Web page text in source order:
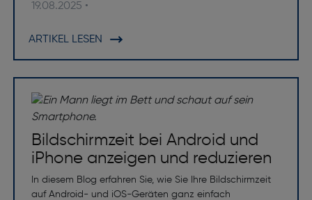
19.08.2025 •
ARTIKEL LESEN
Bildschirmzeit bei Android und
iPhone anzeigen und reduzieren
In diesem Blog erfahren Sie, wie Sie Ihre Bildschirmzeit
auf Android- und iOS-Geräten ganz einfach